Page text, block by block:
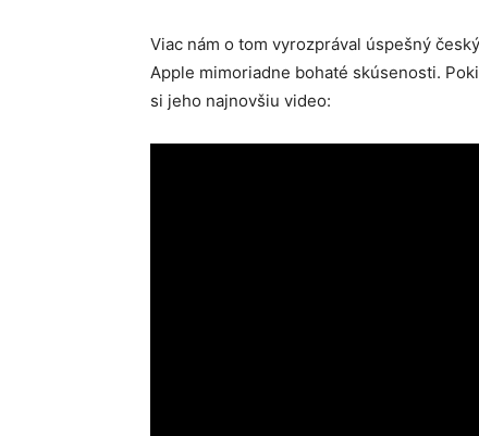
Viac nám o tom vyrozprával úspešný
Apple mimoriadne bohaté skúsenosti.
si jeho najnovšiu video: